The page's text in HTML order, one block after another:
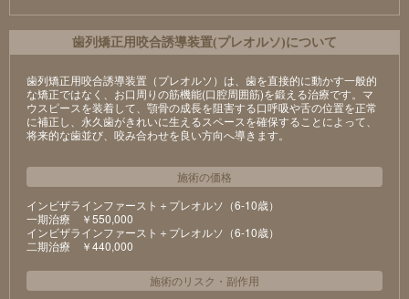
⻭列矯正⽤咬合誘導装置(プレオルソ)について
歯列矯正用咬合誘導装置（プレオルソ）は、歯を直接的に動かす一般的
な矯正ではなく、お口周りの筋機能(口腔周囲筋)を鍛える治療です。マ
ウスピースを装着して、顎骨の成長を阻害する口呼吸や舌の位置を正常
に補正し、永久歯がきれいに生えるスペースを確保することによって、
将来的な歯並び、咬み合わせを良い方向へ導きます。
施術の価格
インビザラインファースト＋プレオルソ（6-10歳）
⼀期治療 ￥550,000
インビザラインファースト＋プレオルソ（6-10歳）
⼆期治療 ￥440,000
施術のリスク ・ 副作用